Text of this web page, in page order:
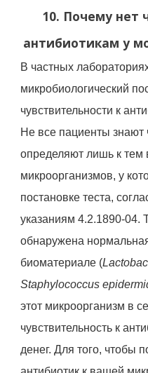
10. Почему нет
антибиотикам у
В частных
микробиологический
чувствительности к
Не все пациенты знают
определяют лишь к тем
микроорганизмов, у
постановке теста,
указаниям 4.2.1890-04.
обнаружена
биоматериале (
Staphylococcus
этот микроорганизм в
чувствительность к
денег. Для того, чтобы